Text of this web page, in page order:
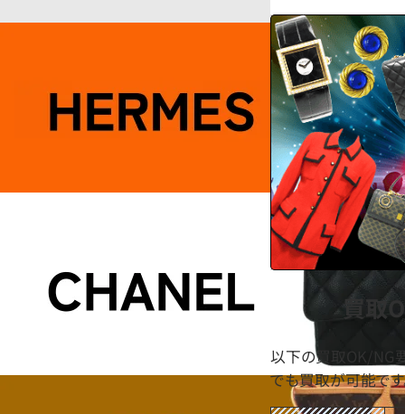
買取
以下の買取OK/NG
でも買取が可能です